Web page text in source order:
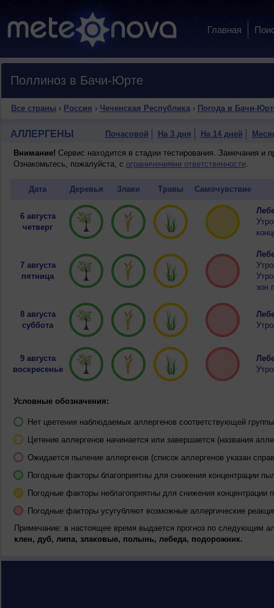
Главная
Поллиноз в Бачи-Юрте
Все страны › Россия › Чеченская Республика› Погода в Бачи-
АЛЛЕРГЕНЫ Почасовой На 3 дня На 14 дней
Внимание! Сервис находится в стадии тестирования. Замечания и
Ознакомьтесь, пожалуйста, с ограничениями ответственности.
Дата Деревья Злаки Травы Самочувствие
6 августа
четверг
7 августа
пятница
зон
8 августа
суббота
9 августа
воскресенье
Условные обозначения:
Нет цветения наблюдаемых аллергенов соответствующей
Цетение аллергенов начинается или завершается (названия
Ожидается пыление аллергенов (список аллергенов указан
Погодные факторы благоприятны для снижения концентрации
Погодные факторы неблагоприятны для снижения концентрации
Погодные факторы усугубляют возможные аллергические
Примечание: в настоящее время выдается прогноз по следующим
клен, дуб, липа, злаковые, полынь, лебеда, подорожник.